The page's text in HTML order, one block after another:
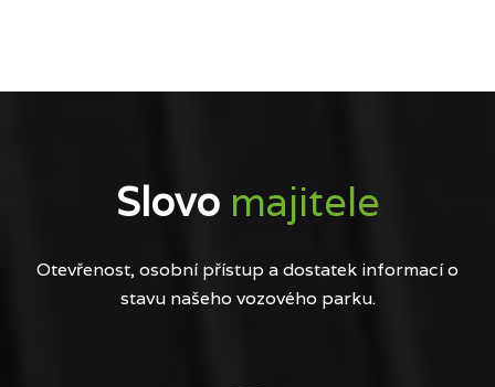
Slovo majitele
Otevřenost, osobní přístup a dostatek informací o
stavu našeho vozového parku.